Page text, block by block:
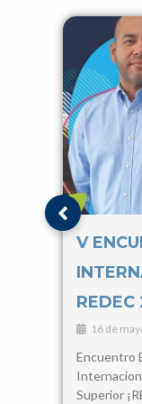
V
16 de
Encuentro
Superior